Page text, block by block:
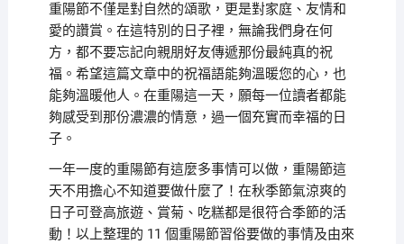
重陽節不僅是對自然的頌歌，更是對家庭、友情和
愛的讚賞。在這特別的日子裡，無論我們身在何
方，都不要忘記向親朋好友傳遞那份最純真的祝
福。希望這篇文章中的祝福語能夠溫暖您的心，也
能夠溫暖他人。在重陽這一天，願每一位讀者都能
夠感受到那份濃濃的情意，過一個充實而幸福的日
子。
一年一度的重陽節有這麼多事情可以做，重陽節這
天不用擔心不知道要做什麼了！在秋季節氣涼爽的
日子可登高旅遊、賞菊、吃糕都是很符合季節的活
動！以上整理的 11 個重陽節習俗要做的事情及由來